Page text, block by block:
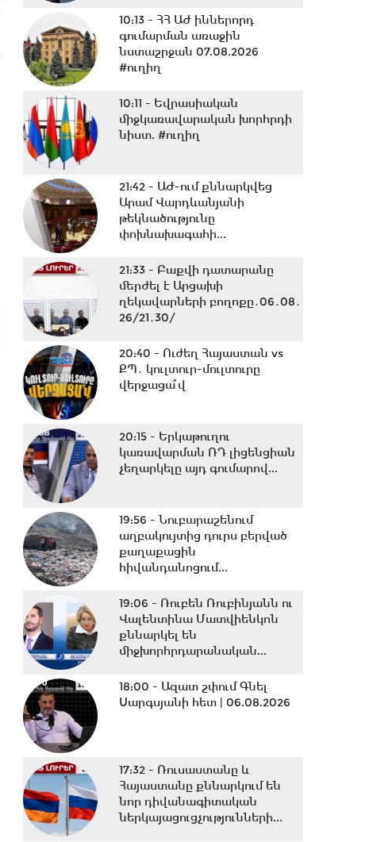
10:13 - ՀՀ ԱԺ իններորդ
գումարման առաջին
նստաշրջան 07.08.2026
#ուղիղ
10:11 - Եվրասիական
միջկառավարական խորհրդի
նիստ. #ուղիղ
21:42 - ԱԺ-ում քննարկվեց
Արամ Վարդևանյանի
թեկնածությունը
փոխնախագահի...
21:33 - Բաքվի դատարանը
մերժել է Արցախի
ղեկավարների բողոքը․06․08․
26/21․30/
20:40 - Ուժեղ Հայաստան vs
ՔՊ․ կուլտուր-մուլտուրը
վերջացա՞վ
20:15 - Երկաթուղու
կառավարման ՌԴ լիցենցիան
չեղարկելը այդ գումարով...
19:56 -Նուբարաշենում
աղբակույտից դուրս բերված
քաղաքացին
հիվանդանոցում...
19:06 - Ռուբեն Ռուբինյանն ու
Վալենտինա Մատվիենկոն
քննարկել են
միջխորհրդարանական...
18:00 - Ազատ շփում Գնել
Սարգսյանի հետ | 06.08.2026
17:32 - Ռուսաստանը և
Հայաստանը քննարկում են
նոր դիվանագիտական
ներկայացուցչությունների...